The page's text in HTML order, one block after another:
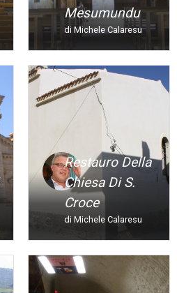
Mesumundu
di Michele Calaresu
Restauro Della
Chiesa Di S.
Croce
di Michele Calaresu